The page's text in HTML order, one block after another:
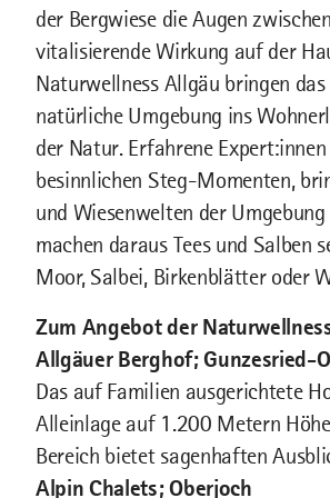
der Bergwiese die Augen
vitalisierende Wirkung auf der
Naturwellness Allgäu bringen
natürliche Umgebung ins
der Natur. Erfahrene
besinnlichen Steg-Momenten,
und Wiesenwelten der
machen daraus Tees und Salben
Moor, Salbei, Birkenblätter oder
Zum Angebot der
Allgäuer Berghof; Gunzesried-
Das auf Familien ausgerichtete
Alleinlage auf 1.200 Metern
Bereich bietet sagenhaften
Alpin Chalets; Oberjoch